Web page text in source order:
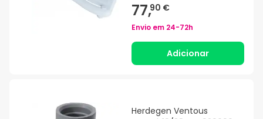
77,90 €
Envio em 24-72h
Adicionar
Herdegen Ventous